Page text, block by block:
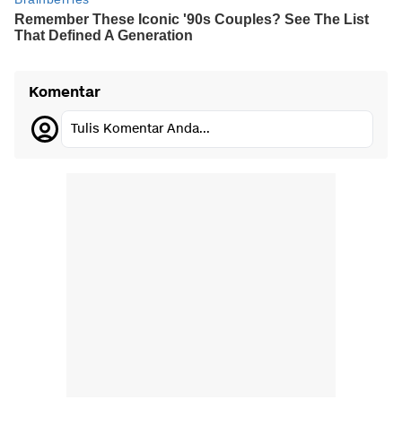
Komentar
Tulis Komentar Anda...